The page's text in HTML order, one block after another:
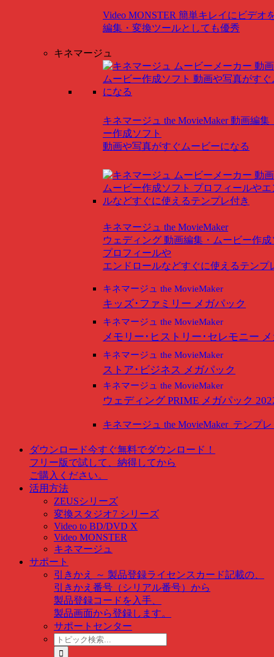
Video MONSTER 簡単キレイにビデオ
編集・変換ツールとしても優秀
キネマージュ
キネマージュ the MovieMaker 動画編集
ー作成ソフト
動画や写真がすぐムービーになる
キネマージュ the MovieMaker
ウェディング 動画編集・ムービー作成
プロフィールや
エンドロールなどすぐに使えるテンプ
キネマージュ the MovieMaker
キッズ･ファミリー メガパック
キネマージュ the MovieMaker
メモリー･ヒストリー･セレモニー
キネマージュ the MovieMaker
ストア･ビジネス メガパック
キネマージュ the MovieMaker
ウェディング PRIME メガパック
キネマージュ the MovieMakerテンプ
ダウンロード今すぐ無料でダウンロード！
フリー版で試して、納得してから
ご購入ください。
活用方法
ZEUSシリーズ
変換スタジオ7 シリーズ
Video to BD/DVD X
Video MONSTER
キネマージュ
サポート
引きかえ ～ 製品登録ライセンスカード記載の、
引きかえ番号（シリアル番号）から
製品登録コードを入手、
製品画面から登録します。
サポートセンター
ト
ピ